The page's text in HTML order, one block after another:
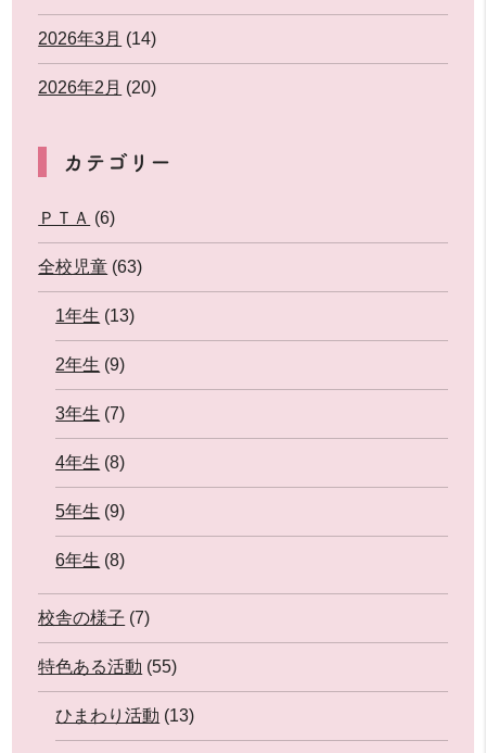
2026年3月 (14)
2026年2月 (20)
カテゴリー
ＰＴＡ (6)
全校児童 (63)
1年生 (13)
2年生 (9)
3年生 (7)
4年生 (8)
5年生 (9)
6年生 (8)
校舎の様子 (7)
特色ある活動 (55)
ひまわり活動 (13)